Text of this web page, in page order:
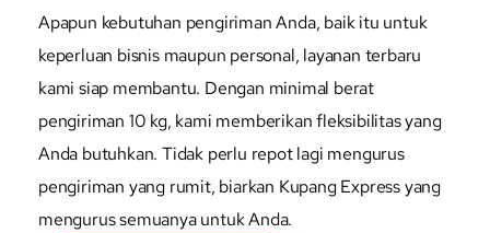
Apapun kebutuhan pengiriman Anda, baik itu untuk
keperluan bisnis maupun personal, layanan terbaru
kami siap membantu. Dengan minimal berat
pengiriman 10 kg, kami memberikan fleksibilitas yang
Anda butuhkan. Tidak perlu repot lagi mengurus
pengiriman yang rumit, biarkan Kupang Express yang
mengurus semuanya untuk Anda.